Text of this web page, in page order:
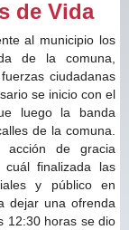
de Vida
al municipio los
de la comuna,
ciudadanas
se inicio con el
luego la banda
de la comuna.
acción de gracia
finalizada las
y público en
dejar una ofrenda
12:30 horas se dio